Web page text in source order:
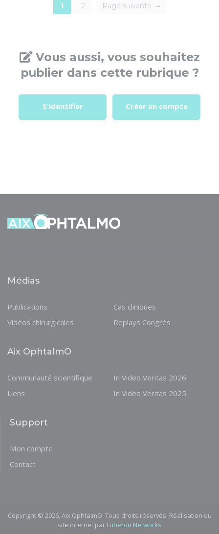
1 2 Page suivante
Vous aussi, vous souhaitez
publier dans cette rubrique ?
S'identifier Créer un compte
Médias
Publications
Vidéos chirurgicales
Cas cliniques
Replays Congrès
Aix OphtalmO
Communauté scientifique
Liens
In Video Veritas 2026
In Video Veritas 2025
Support
Mon compte
Contact
Copyright © 2026, Aix OphtalmO. Tous droits réservés. Réalisation du
site internet par Luberon Networks